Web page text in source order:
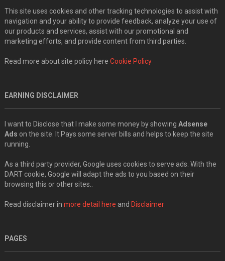
This site uses cookies and other tracking technologies to assist with
navigation and your ability to provide feedback, analyze your use of
our products and services, assist with our promotional and
marketing efforts, and provide content from third parties.
Read more about site policy here Cookie Policy
EARNING DISCLAIMER
I want to Disclose that I make some money by showing Adsense
Ads on the site. It Pays some server bills and helps to keep the site
running.
As a third party provider, Google uses cookies to serve ads. With the
DART cookie, Google will adapt the ads to you based on their
browsing this or other sites..
Read disclaimer in more detail here and Disclaimer
PAGES